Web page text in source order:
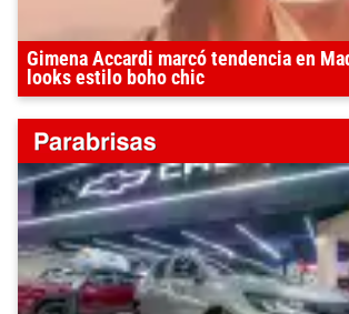
Gimena Accardi marcó tendencia en
looks estilo boho chic